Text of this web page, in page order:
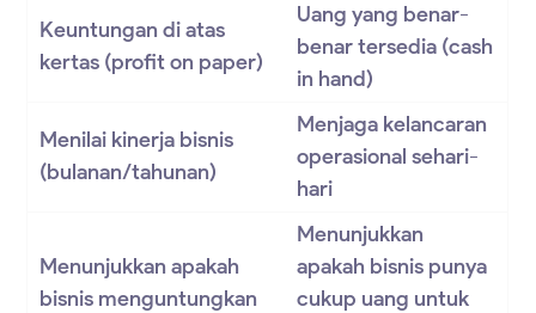
Keuntungan di atas
kertas (profit on paper)
Uang yang benar-
benar tersedia (cash
in hand)
Menilai kinerja bisnis
(bulanan/tahunan)
Menjaga kelancaran
operasional sehari-
hari
Menunjukkan apakah
bisnis menguntungkan
Menunjukkan
apakah bisnis punya
cukup uang untuk